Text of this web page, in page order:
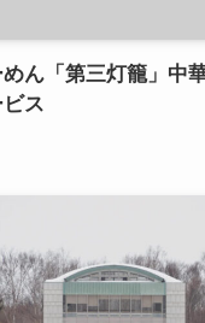
ん「第三灯籠」中
ビス